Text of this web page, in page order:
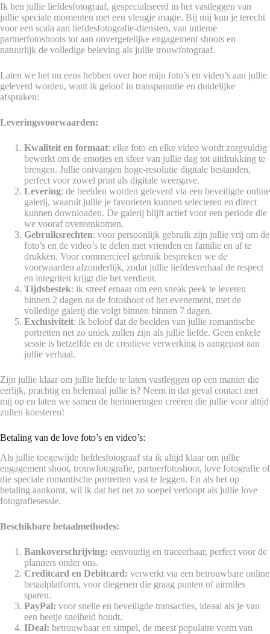
Ik ben jullie liefdesfotograaf, gespecialiseerd in het vastleggen van
jullie speciale momenten met een vleugje magie. Bij mij kun je terecht
voor een scala aan liefdesfotografie-diensten, van intieme
partnerfotoshoots tot aan onvergetelijke engagement shoots en
natuurlijk de volledige beleving als jullie trouwfotograaf.
Laten we het nu eens hebben over hoe mijn foto’s en video’s aan jullie
geleverd worden, want ik geloof in transparantie en duidelijke
afspraken:
Leveringsvoorwaarden:
Kwaliteit en formaat: elke foto en elke video wordt zorgvuldig
bewerkt om de emoties en sfeer van jullie dag tot uitdrukking te
brengen. Jullie ontvangen hoge-resolutie digitale bestanden,
perfect voor zowel print als digitale weergave.
Levering: de beelden worden geleverd via een beveiligde online
galerij, waaruit jullie je favorieten kunnen selecteren en direct
kunnen downloaden. De galerij blijft actief voor een periode die
we vooraf overeenkomen.
Gebruiksrechten: voor persoonlijk gebruik zijn jullie vrij om de
foto’s en de video’s te delen met vrienden en familie en af te
drukken. Voor commercieel gebruik bespreken we de
voorwaarden afzonderlijk, zodat jullie liefdesverhaal de respect
en integriteit krijgt die het verdient.
Tijdsbestek: ik streef ernaar om een sneak peek te leveren
binnen 2 dagen na de fotoshoot of het evenement, met de
volledige galerij die volgt binnen binnen 7 dagen.
Exclusiviteit: ik beloof dat de beelden van jullie romantische
portretten net zo uniek zullen zijn als jullie liefde. Geen enkele
sessie is hetzelfde en de creatieve verwerking is aangepast aan
jullie verhaal.
Zijn jullie klaar om jullie liefde te laten vastleggen op een manier die
eerlijk, prachtig en helemaal jullie is? Neem in dat geval contact met
mij op en laten we samen de herinneringen creëren die jullie voor altijd
zullen koesteren!
Betaling van de love foto’s en video’s:
Als jullie toegewijde liefdesfotograaf sta ik altijd klaar om jullie
engagement shoot, trouwfotografie, partnerfotoshoot, love fotografie of
die speciale romantische portretten vast te leggen. En als het op
betaling aankomt, wil ik dat het net zo soepel verloopt als jullie love
fotografiesessie.
Beschikbare betaalmethodes:
Bankoverschrijving: eenvoudig en traceerbaar, perfect voor de
planners onder ons.
Creditcard en Debitcard: verwerkt via een betrouwbare online
betaalplatform, voor diegenen die graag punten of airmiles
sparen.
PayPal: voor snelle en beveiligde transacties, ideaal als je van
een beetje snelheid houdt.
IDeal: betrouwbaar en simpel, de meest populaire vorm van